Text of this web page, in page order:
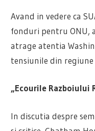
Avand in vedere ca
fonduri pentru ONU,
atrage atentia
tensiunile din
„Ecourile Razboiului
In discutia despre